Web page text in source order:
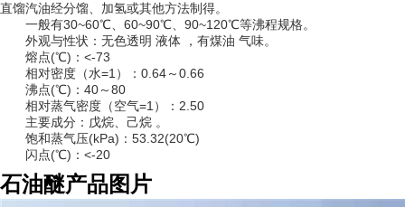
直馏汽油经分馏、加氢或其他方法制得。
一般有30~60℃、60~90℃、90~120℃等沸程规格。
外观与性状：无色透明 液体 ，有煤油 气味。
熔点(℃)：<-73
相对密度（水=1）：0.64～0.66
沸点(℃)：40～80
相对蒸气密度（空气=1）：2.50
主要成分：戊烷、己烷 。
饱和蒸气压(kPa)：53.32(20℃)
闪点(℃)：<-20
石油醚产品图片